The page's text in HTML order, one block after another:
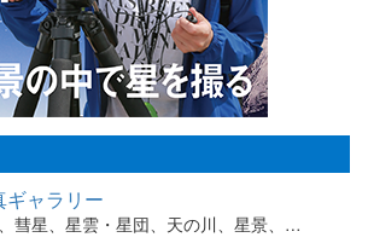
ギャラリー
彗星、星雲・星団、天の川、星景、…